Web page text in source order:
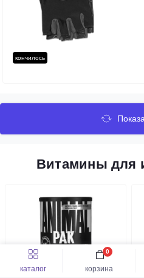
каталог корзина
0
кончилось
Витамины для